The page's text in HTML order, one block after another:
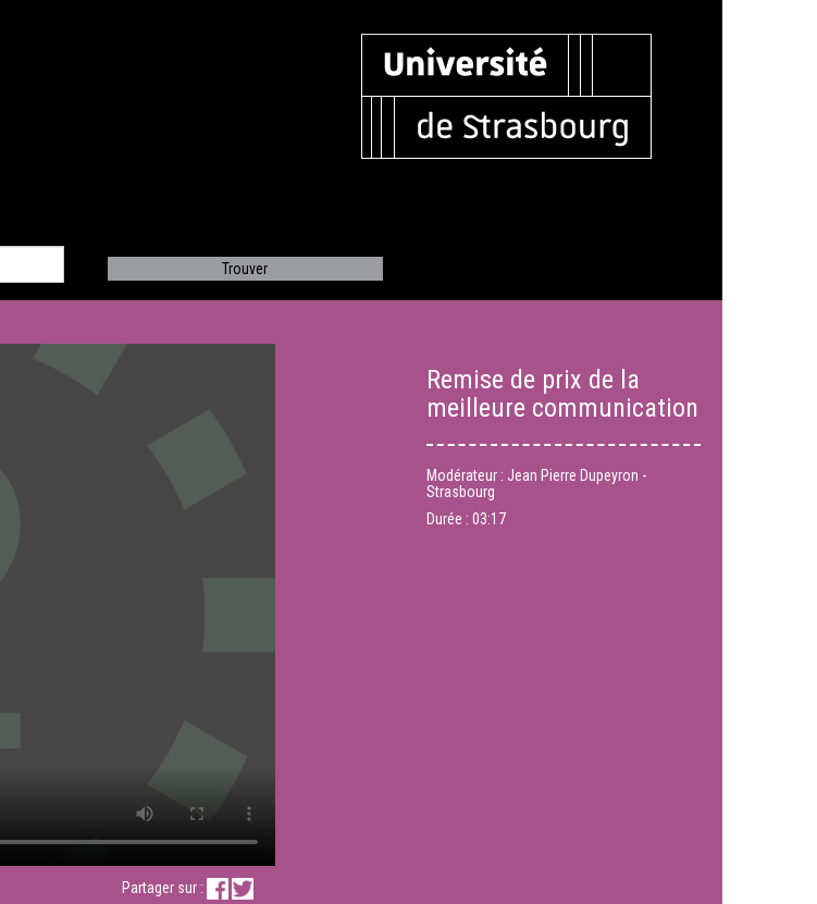
Partager sur :
Remise de prix de la
meilleure communication
Modérateur : Jean Pierre Dupeyron -
Strasbourg
Durée : 03:17